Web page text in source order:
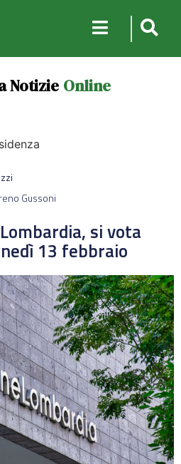
Notizie Online
Gussoni
si vota
13 febbraio